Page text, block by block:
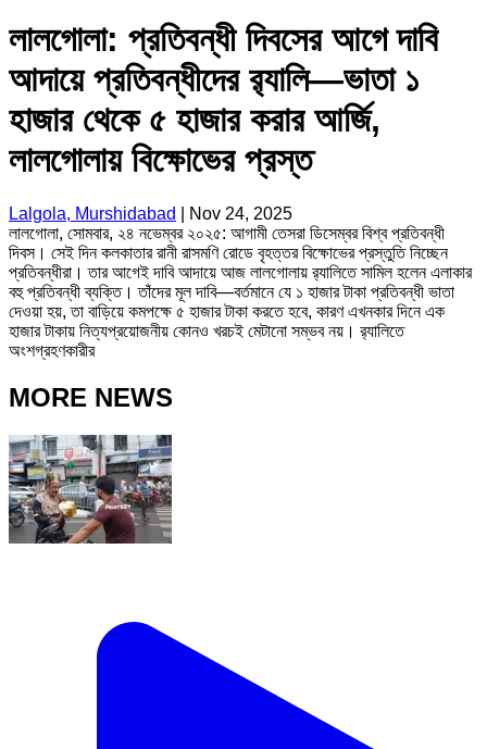
লালগোলা: প্রতিবন্ধী দিবসের আগে দাবি
আদায়ে প্রতিবন্ধীদের র‌্যালি—ভাতা ১
হাজার থেকে ৫ হাজার করার আর্জি,
লালগোলায় বিক্ষোভের প্রস্ত
Lalgola, Murshidabad
Nov 24, 2025
লালগোলা, সোমবার, ২৪ নভেম্বর ২০২৫: আগামী তেসরা ডিসেম্বর বিশ্ব প্রতিবন্ধী
দিবস। সেই দিন কলকাতার রানী রাসমণি রোডে বৃহত্তর বিক্ষোভের প্রস্তুতি নিচ্ছেন
প্রতিবন্ধীরা। তার আগেই দাবি আদায়ে আজ লালগোলায় র‌্যালিতে সামিল হলেন এলাকার
বহু প্রতিবন্ধী ব্যক্তি। তাঁদের মূল দাবি—বর্তমানে যে ১ হাজার টাকা প্রতিবন্ধী ভাতা
দেওয়া হয়, তা বাড়িয়ে কমপক্ষে ৫ হাজার টাকা করতে হবে, কারণ এখনকার দিনে এক
হাজার টাকায় নিত্যপ্রয়োজনীয় কোনও খরচই মেটানো সম্ভব নয়। র‌্যালিতে
অংশগ্রহণকারীর
MORE NEWS